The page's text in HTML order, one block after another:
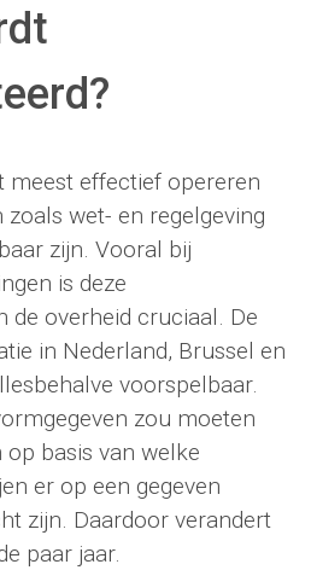
meest effectief opereren
wet- en regelgeving
zijn. Vooral bij
is deze
de overheid cruciaal. De
in Nederland, Brussel en
voorspelbaar.
zou moeten
basis van welke
er op een gegeven
zijn. Daardoor verandert
paar jaar.